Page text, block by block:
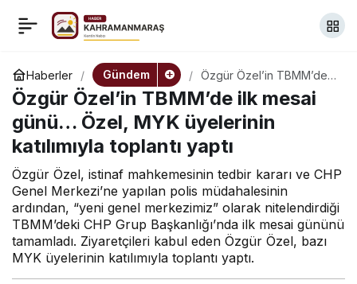
Haberler Gündem
Özgür Özel’in TBMM’de
ilk mesai günü… Özel,
MYK üyelerinin katılımıyla
toplantı yaptı
Özgür Özel’in TBMM’de ilk mesai
günü… Özel, MYK üyelerinin
katılımıyla toplantı yaptı
Özgür Özel, istinaf mahkemesinin tedbir kararı ve CHP
Genel Merkezi’ne yapılan polis müdahalesinin
ardından, “yeni genel merkezimiz” olarak nitelendirdiği
TBMM’deki CHP Grup Başkanlığı’nda ilk mesai gününü
tamamladı. Ziyaretçileri kabul eden Özgür Özel, bazı
MYK üyelerinin katılımıyla toplantı yaptı.
Özgür Özel’in TBMM’de
ilk mesai günü… Özel,
MYK üyelerinin
katılımıyla toplantı yaptı
Paylaş